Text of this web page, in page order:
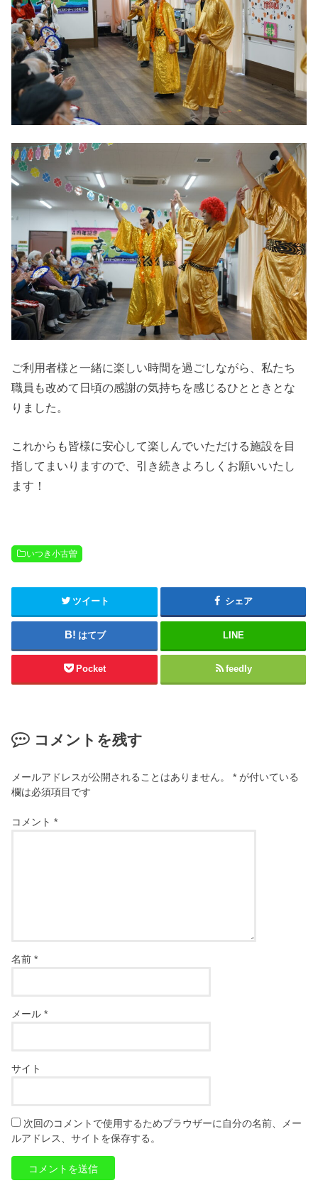
ご利用者様と一緒に楽しい時間を過ごしながら、私たち
職員も改めて日頃の感謝の気持ちを感じるひとときとな
りました。
これからも皆様に安心して楽しんでいただける施設を目
指してまいりますので、引き続きよろしくお願いいたし
ます！
いつき小古曽
ツイート シェア
はてブ LINE
Pocket feedly
コメントを残す
メールアドレスが公開されることはありません。 * が付いている
欄は必須項目です
コメント*
名前*
メール*
サイト
次回のコメントで使用するためブラウザーに自分の名前、メー
ルアドレス、サイトを保存する。